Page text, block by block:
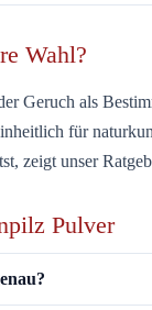
Wahl?
Geruch als
für
zeigt unser
Pulver